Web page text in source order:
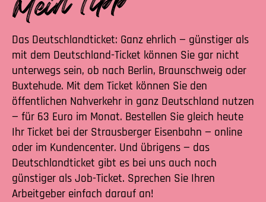
Das Deutschlandticket: Ganz ehrlich — günstiger als
mit dem Deutschland-Ticket können Sie gar nicht
unterwegs sein, ob nach Berlin, Braunschweig oder
Buxtehude. Mit dem Ticket können Sie den
öffentlichen Nahverkehr in ganz Deutschland nutzen
— für 63 Euro im Monat. Bestellen Sie gleich heute
Ihr Ticket bei der Strausberger Eisenbahn — online
oder im Kundencenter. Und übrigens — das
Deutschlandticket gibt es bei uns auch noch
günstiger als Job-Ticket. Sprechen Sie Ihren
Arbeitgeber einfach darauf an!